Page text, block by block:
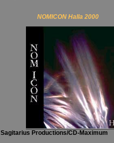
NOMICON Halla 2000
Sagitarius Productions/СD-Maximum